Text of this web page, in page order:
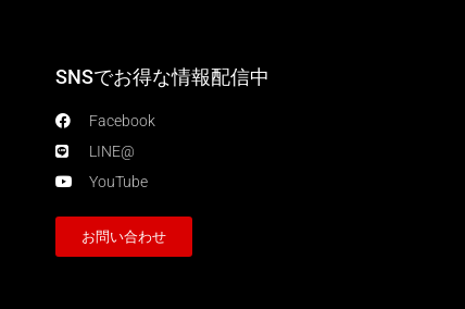
SNSでお得な情報配信中
Facebook
LINE@
YouTube
お問い合わせ